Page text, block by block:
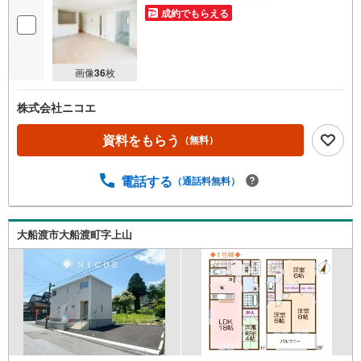
画像36枚
成約でもらえる
株式会社ニコエ
資料をもらう （無料）
電話する （通話料無料）
大船渡市大船渡町字上山